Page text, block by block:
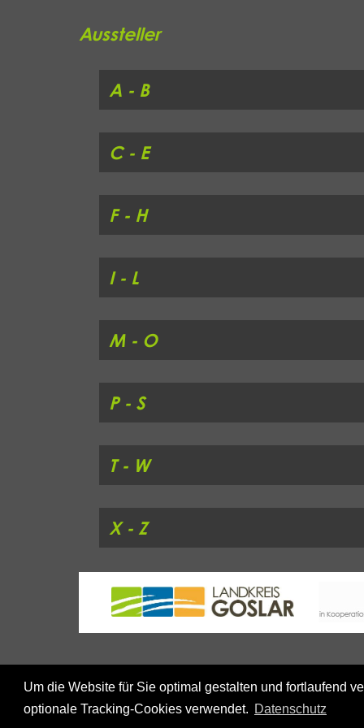
Um die Website für Sie optimal gestalten und fortlaufend
optionale Tracking-Cookies verwendet. Datenschutz
Aussteller
A - B
C - E
F - H
I - L
M - O
P - S
T - W
X - Z
Sämtliche Personenbezeichnungen gelten gleichermaßen für alle
© 2026 Tschüss Schule Landkreis Goslar | Impressum|Datenschutz